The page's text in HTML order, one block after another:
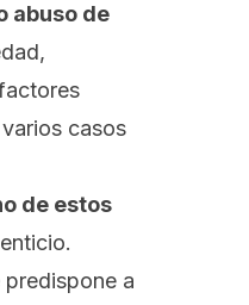
abuso de
casos
de estos
a